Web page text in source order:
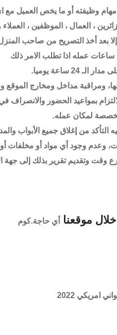
مهام وظيفته أو ما يخص العميل مع
، العمال ، الموظفين ،
بعد أخذ التصريح من صاحب
ساعات عمله اذا تطلب الامر ذلك
ساعة يوميا.
ومراقبة مداخل ومخارج الموقع
بمواعيد الحضور والانصراف
لمكان عمله.
التأكد من إغلاق جميع الأبواب
وعدم وجود أي مواد أو
وقت وتقديم تقرير بذلك إلى جهة
موقعنا أي حاجة.كوم